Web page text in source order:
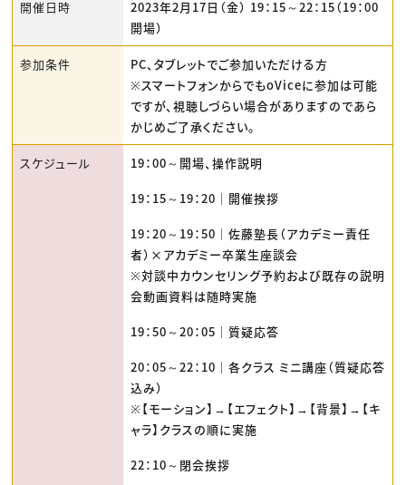
開催日時
2023年2月17日（金） 19：15～22：15（19：00
開場）
参加条件
PC、タブレットでご参加いただける方
※スマートフォンからでもoViceに参加は可能
ですが、視聴しづらい場合がありますのであら
かじめご了承ください。
スケジュール 19：00～開場、操作説明
19：15～19：20｜開催挨拶
19：20～19：50｜佐藤塾長（アカデミー責任
者）×アカデミー卒業生座談会
※対談中カウンセリング予約および既存の説明
会動画資料は随時実施
19：50～20：05｜質疑応答
20：05～22：10｜各クラス ミニ講座（質疑応答
込み）
※【モーション】→【エフェクト】→【背景】→【キ
ャラ】クラスの順に実施
22：10～閉会挨拶